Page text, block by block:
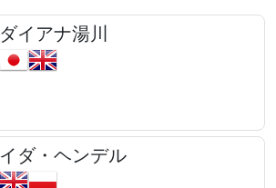
ダイアナ湯川
イダ・ヘンデル